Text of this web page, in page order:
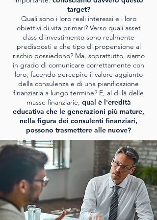
target?
Quali sono i loro reali interessi e i loro
obiettivi di vita primari? Verso quali asset
class d'investimento sono realmente
predisposti e che tipo di propensione al
rischio possiedono? Ma, soprattutto, siamo
in grado di comunicare correttamente con
loro, facendo percepire il valore aggiunto
della consulenza e di una pianificazione
finanziaria a lungo termine? E, al di là delle
masse finanziarie, qual è l'eredità
educativa che le generazioni più mature,
nella figura dei consulenti finanziari,
possono trasmettere alle nuove?